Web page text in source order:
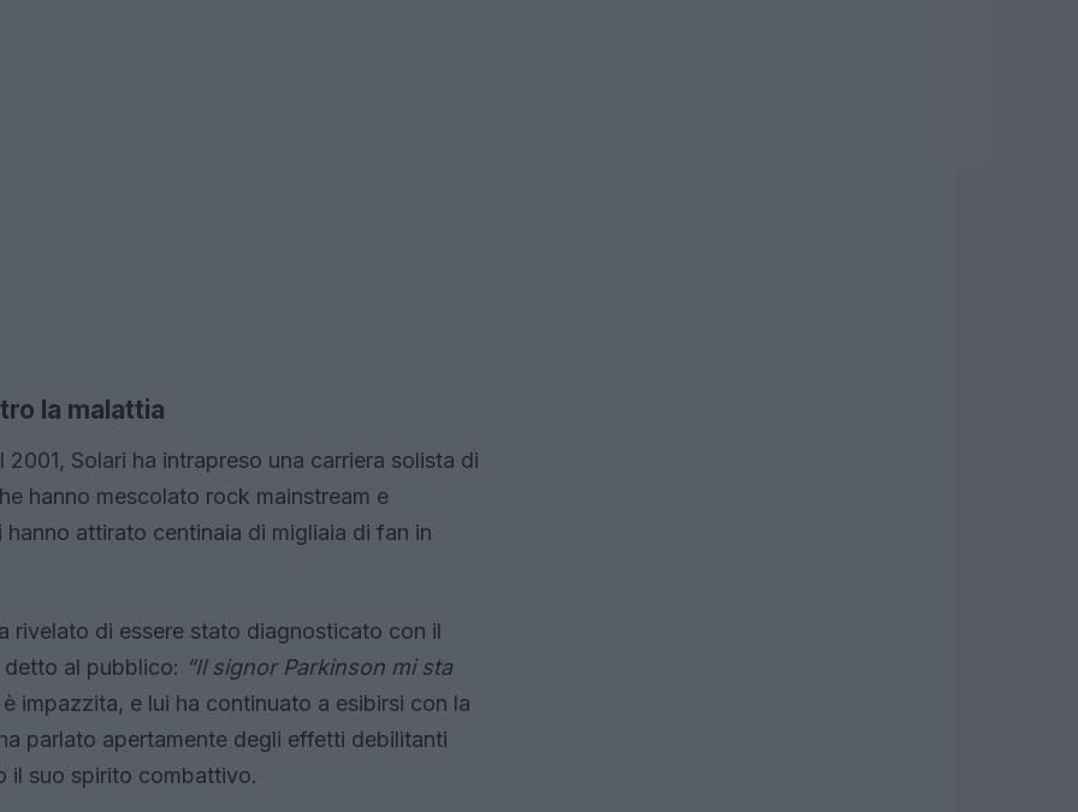
la malattia
Solari ha intrapreso una carriera solista di
hanno mescolato rock mainstream e
attirato centinaia di migliaia di fan in
rivelato di essere stato diagnosticato con il
al pubblico: “Il signor Parkinson mi sta
impazzita, e lui ha continuato a esibirsi con la
parlato apertamente degli effetti debilitanti
il suo spirito combattivo.